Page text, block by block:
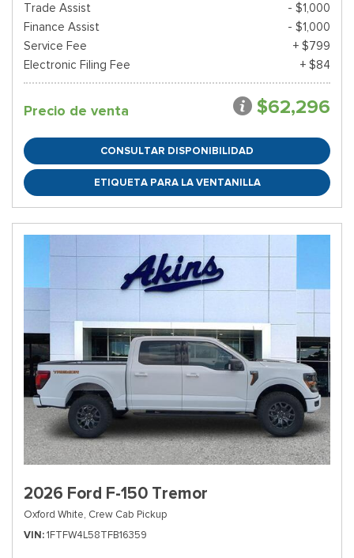
Trade Assist
- $1,000
Finance Assist
- $1,000
Service Fee
+ $799
Electronic Filing Fee
+ $84
Precio de venta $62,296
CONSULTAR DISPONIBILIDAD
ETIQUETA PARA LA VENTANILLA
2026 Ford F-150 Tremor
Oxford White, Crew Cab Pickup
VIN 1FTFW4L58TFB16359